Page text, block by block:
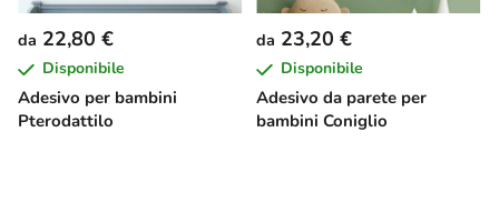
Adesivo per bambini
Pterodattilo
da 22,80 €
Disponibile
Adesivo da parete per
bambini Coniglio
da 23,20 €
Disponibile